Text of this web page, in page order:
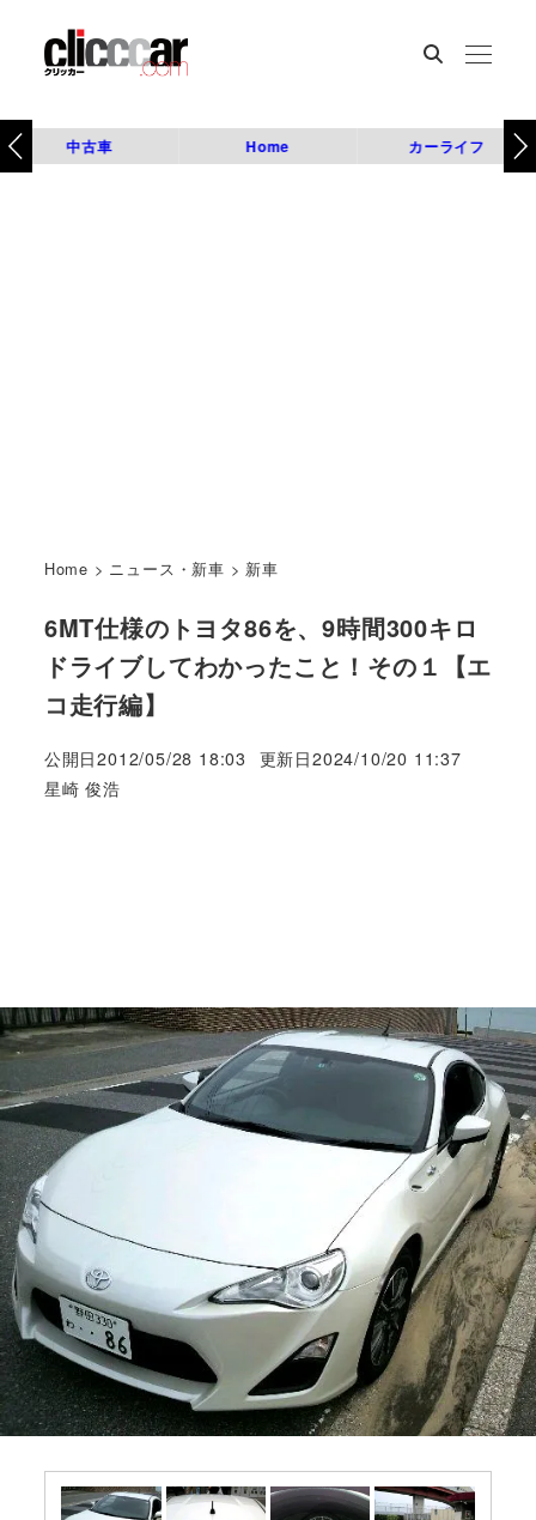
中古車 Home カーライフ
Home > ニュース・新車 > 新車
6MT仕様のトヨタ86を、9時間300キロ
ドライブしてわかったこと！その１【エ
コ走行編】
公開日2012/05/28 18:03 更新日2024/10/20 11:37
著
星崎 俊浩